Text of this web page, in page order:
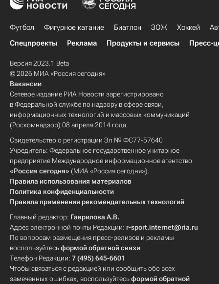
Футбол Фигурное катание Биатлон ЗОЖ Хоккей
Спецпроекты
Реклама Продукты и сервисы Пресс-
Версия 2023.1 Beta
© 2026 МИА «Россия сегодня»
Вакансии
Сетевое издание РИА Новости зарегистрировано
в Федеральной службе по надзору в сфере связи,
информационных технологий и массовых коммуникаций
(Роскомнадзор) 08 апреля 2014 года.
Свидетельство о регистрации Эл № ФС77-57640
Учредитель: Федеральное государственное унитарное
предприятие Международное информационное агентство
«Россия сегодня» (МИА «Россия сегодня»).
Правила использования материалов
Политика конфиденциальности
Правила применения рекомендательных технологий
Главный редактор: Гаврилова А.В.
Адрес электронной почты Редакции: r-sport.internet@ria.ru
По вопросам размещения пресс-релизов и рекламы
воспользуйтесьформой обратной связи
Телефон Редакции: 7 (495) 645-6601
Чтобы связаться с редакцией или сообщить обо всех
замеченных ошибках, воспользуйтесьформой обратной